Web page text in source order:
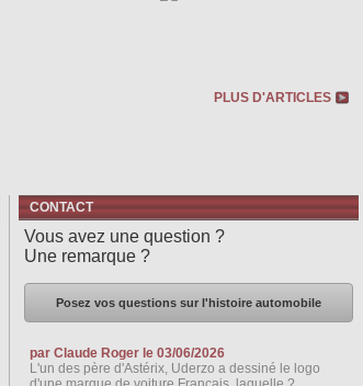
PLUS D'ARTICLES
CONTACT
Vous avez une question ?
Une remarque ?
Posez vos questions sur l'histoire automobile
par Claude Roger le 03/06/2026
L'un des père d'Astérix, Uderzo a dessiné le logo